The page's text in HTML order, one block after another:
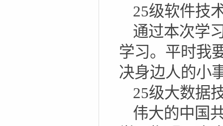
25级软件技
通过本次学
学习。平时我
决身边人的小
25级大数据
伟大的中国